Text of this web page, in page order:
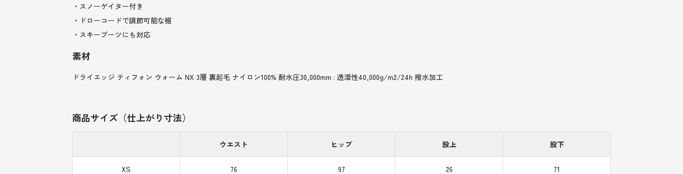
・スノーゲイター付き
・ドローコードで調節可能な裾
・スキーブーツにも対応
素材
ドライエッジ ティフォン ウォーム NX 3層 裏起毛 ナイロン100% 耐水圧30,000mm : 透湿性40,000g/m2/24h 撥水加工
商品サイズ（仕上がり寸法）
ウエスト ヒップ 股上 股下
XS 76 97 26 71